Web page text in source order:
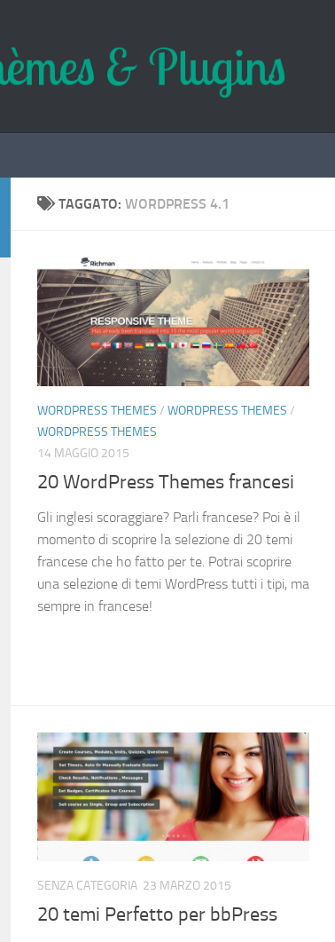
TAGGATO: WORDPRESS 4.1
WORDPRESS THEMES / WORDPRESS THEMES /
WORDPRESS THEMES
14 MAGGIO 2015
20 WordPress Themes francesi
Gli inglesi scoraggiare? Parli francese? Poi è il
momento di scoprire la selezione di 20 temi
francese che ho fatto per te. Potrai scoprire
una selezione di temi WordPress tutti i tipi, ma
sempre in francese!
SENZA CATEGORIA 23 MARZO 2015
20 temi Perfetto per bbPress